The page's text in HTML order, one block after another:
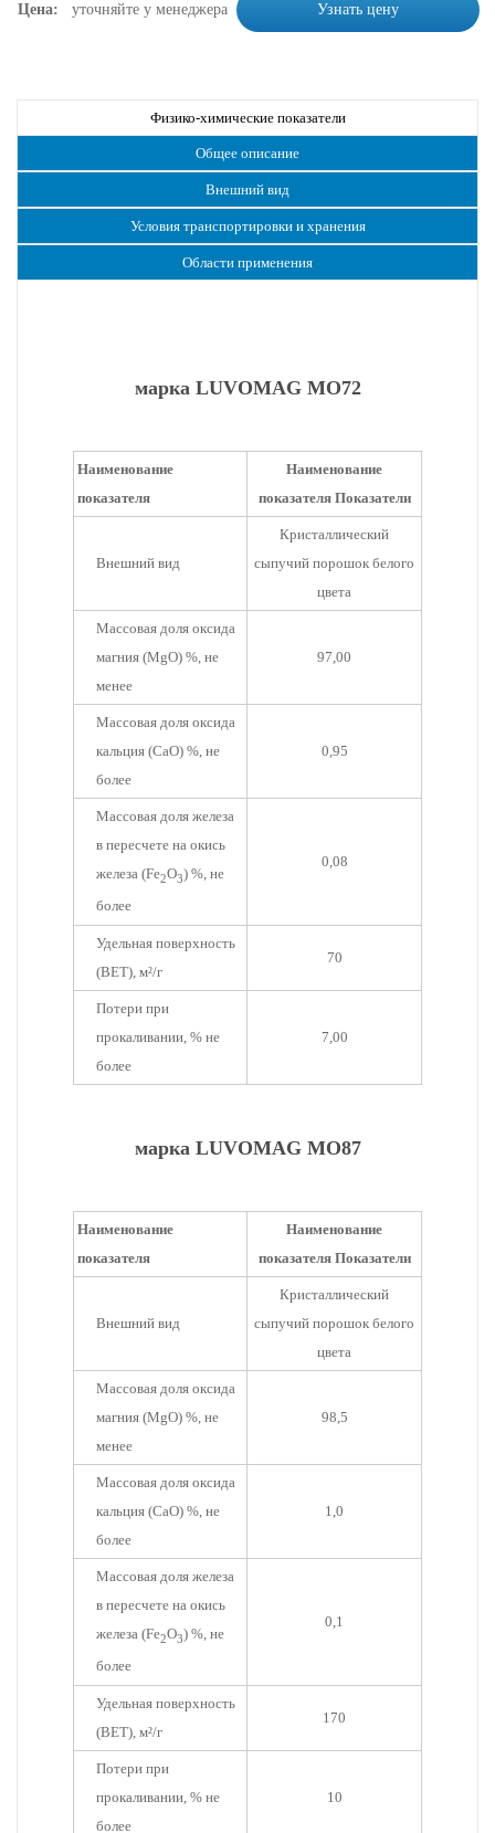
Цена: уточняйте у менеджера Узнать цену
Физико-химические показатели
Общее описание
Внешний вид
Условия транспортировки и хранения
Области применения
марка LUVOMAG MO72
Наименование
показателя
Наименование
показателя Показатели
Внешний вид
Кристаллический
сыпучий порошок белого
цвета
Массовая доля оксида
магния (MgO) %, не
менее
97,00
Массовая доля оксида
кальция (CaO) %, не
более
0,95
Массовая доля железа
в пересчете на окись
железа (Fe2O3) %, не
более
0,08
Удельная поверхность
(ВЕТ), м²/г
70
Потери при
прокаливании, % не
более
7,00
марка LUVOMAG MO87
Наименование
показателя
Наименование
показателя Показатели
Внешний вид
Кристаллический
сыпучий порошок белого
цвета
Массовая доля оксида
магния (MgO) %, не
менее
98,5
Массовая доля оксида
кальция (CaO) %, не
более
1,0
Массовая доля железа
в пересчете на окись
железа (Fe2O3) %, не
более
0,1
Удельная поверхность
(ВЕТ), м²/г
170
Потери при
прокаливании, % не
более
10